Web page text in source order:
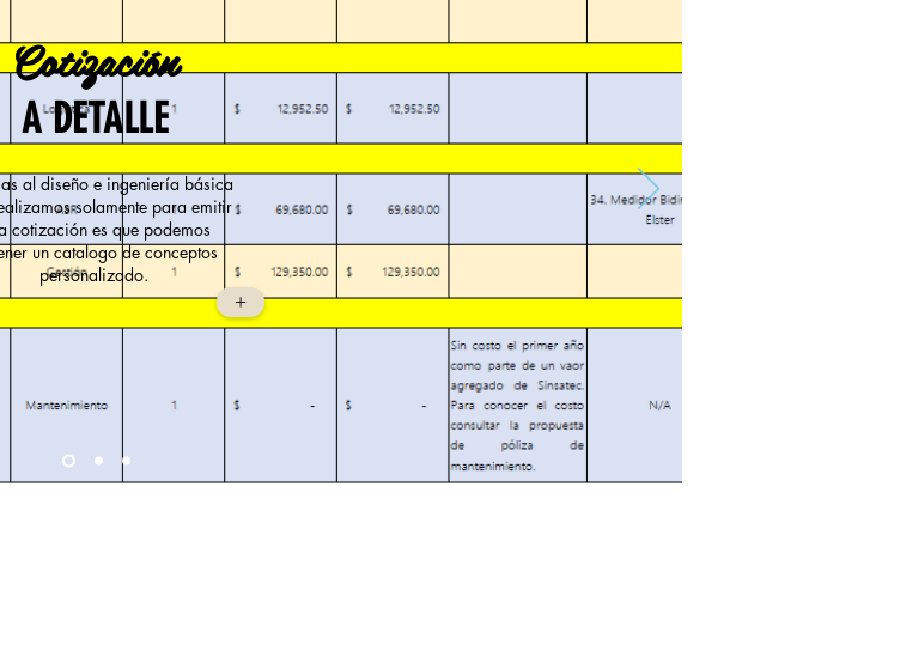
Cotización
A DETALLE
al diseño e ingeniería básica
solamente para emitir
cotización es que podemos
un catalogo de conceptos
personalizado.
+